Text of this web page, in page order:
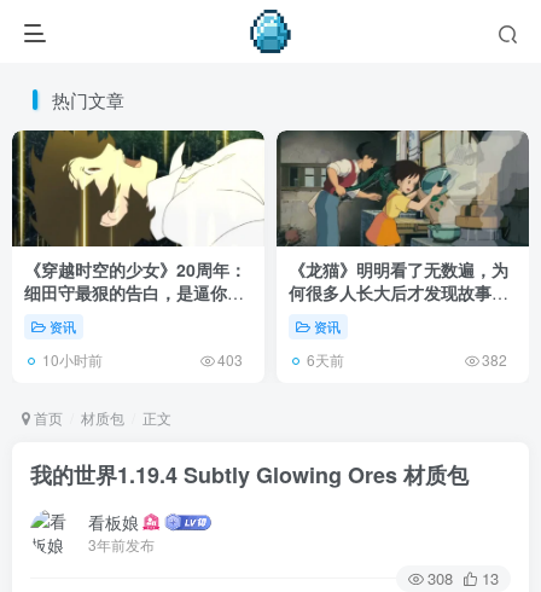
热门文章
《穿越时空的少女》20周年：
细田守最狠的告白，是逼你承
认有些夏天回不去了！
资讯
10小时前 403
《龙猫》明明看了无数遍，为
何很多人长大后才发现故事根
本不在 1988 年！
资讯
6天前 382
首页 材质包 正文
我的世界1.19.4 Subtly Glowing Ores 材质包
看板娘
3年前发布
308 13